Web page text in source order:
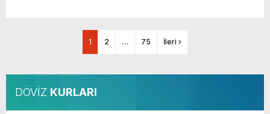
1 2 … 75 İleri ›
DÖVİZ KURLARI